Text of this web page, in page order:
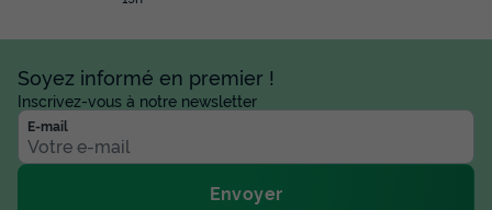
Soyez informé en premier !
Inscrivez-vous à notre newsletter
E-mail
Envoyer